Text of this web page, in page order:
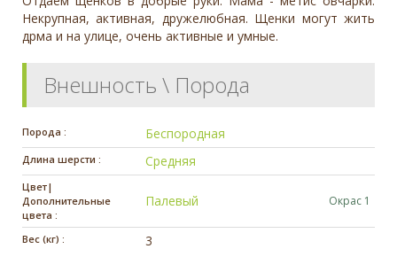
Некрупная, активная, дружелюбная. Щенки могут жить
дрма и на улице, очень активные и умные.
Внешность \ Порода
Порода : Беспородная
Длина шерсти : Средняя
Цвет|
Дополнительные
цвета :
Палевый Окрас 1
Вес (кг) : 3